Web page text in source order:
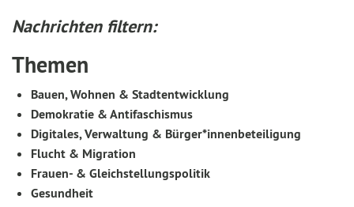
Nachrichten filtern:
Themen
Bauen, Wohnen & Stadtentwicklung
Demokratie & Antifaschismus
Digitales, Verwaltung & Bürger*innenbeteiligung
Flucht & Migration
Frauen- & Gleichstellungspolitik
Gesundheit